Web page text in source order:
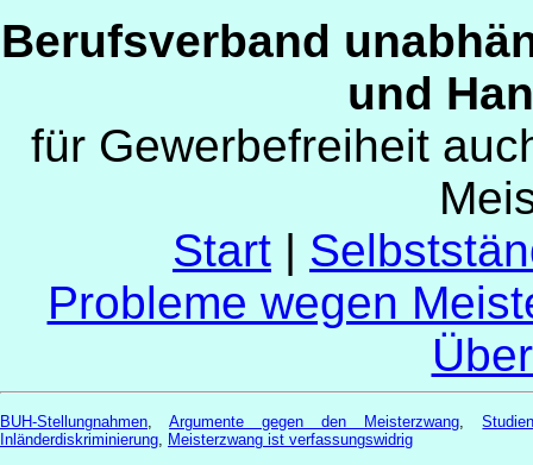
Berufsverband
und
für Gewerbefreiheit
Start |
Probleme wegen
BUH-Stellungnahmen ,Argumente gegen den Meisterzwang ,
Inländerdiskriminierung
Meisterzwang ist verfassungswidrig